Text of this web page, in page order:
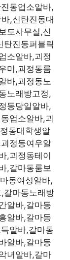
동업소알바,
,신탄진동대
도사무실,신
탄진동퍼블릭
소알바,괴정
미,괴정동룸
바,괴정동노
노래방고정,
동당일알바,
업소알바,괴
동대학생알
정동여우알
,괴정동테이
,갈마동룸보
동여성알바,
갈마동노래방
알바,갈마동
알바,갈마동
알바,갈마동
알바,갈마동
녀알바,갈마